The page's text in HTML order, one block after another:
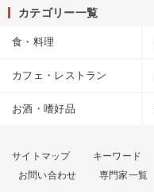
カテゴリー一覧
食・料理
カフェ・レストラン
お酒・嗜好品
サイトマップ キーワード
お問い合わせ
専門家一覧